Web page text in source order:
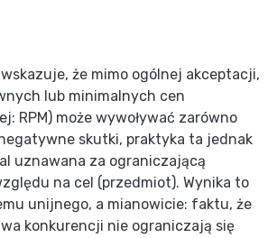
że mimo ogólnej akceptacji,
lub minimalnych cen
RPM) może wywoływać zarówno
skutki, praktyka ta jednak
uznawana za ograniczającą
na cel (przedmiot). Wynika to
unijnego, a mianowicie: faktu, że
konkurencji nie ograniczają się